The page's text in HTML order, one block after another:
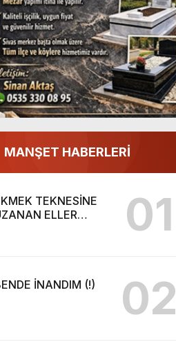
MANŞET HABERLERİ
TEKNESİNE
ELLER…
01
İNANDIM (!) 02